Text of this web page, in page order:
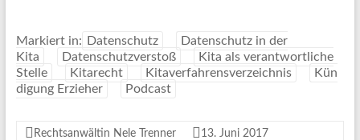
Markiert in: Datenschutz
Datenschutz in der
Kita
Datenschutzverstoß
Kita als verantwortliche
Stelle
Kitarecht Kitaverfahrensverzeichnis
Kün
digung Erzieher
Podcast
Rechtsanwältin Nele Trenner 13. Juni 2017